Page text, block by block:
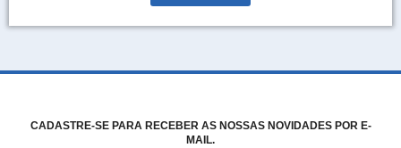
CADASTRE-SE PARA RECEBER AS NOSSAS NOVIDADES POR E-
MAIL.